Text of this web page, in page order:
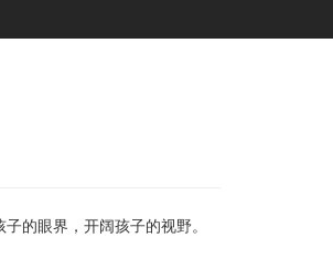
的眼界，开阔孩子的视野。